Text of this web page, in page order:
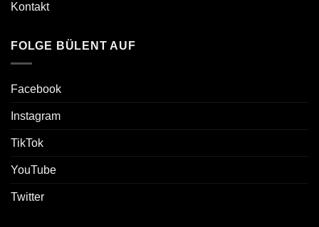
Kontakt
FOLGE BÜLENT AUF
Facebook
Instagram
TikTok
YouTube
Twitter